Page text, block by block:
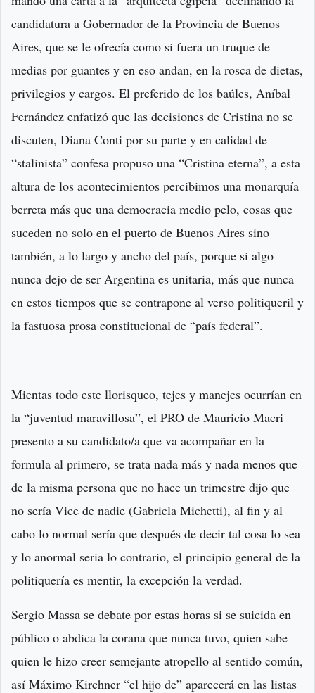
candidatura a Gobernador de la Provincia de Buenos
Aires, que se le ofrecía como si fuera un truque de
medias por guantes y en eso andan, en la rosca de dietas,
privilegios y cargos. El preferido de los baúles, Aníbal
Fernández enfatizó que las decisiones de Cristina no se
discuten, Diana Conti por su parte y en calidad de
“stalinista” confesa propuso una “Cristina eterna”, a esta
altura de los acontecimientos percibimos una monarquía
berreta más que una democracia medio pelo, cosas que
suceden no solo en el puerto de Buenos Aires sino
también, a lo largo y ancho del país, porque si algo
nunca dejo de ser Argentina es unitaria, más que nunca
en estos tiempos que se contrapone al verso politiqueril y
la fastuosa prosa constitucional de “país federal”.
Mientas todo este llorisqueo, tejes y manejes ocurrían en
la “juventud maravillosa”, el PRO de Mauricio Macri
presento a su candidato/a que va acompañar en la
formula al primero, se trata nada más y nada menos que
de la misma persona que no hace un trimestre dijo que
no sería Vice de nadie (Gabriela Michetti), al fin y al
cabo lo normal sería que después de decir tal cosa lo sea
y lo anormal seria lo contrario, el principio general de la
politiquería es mentir, la excepción la verdad.
Sergio Massa se debate por estas horas si se suicida en
público o abdica la corana que nunca tuvo, quien sabe
quien le hizo creer semejante atropello al sentido común,
así Máximo Kirchner “el hijo de” aparecerá en las listas